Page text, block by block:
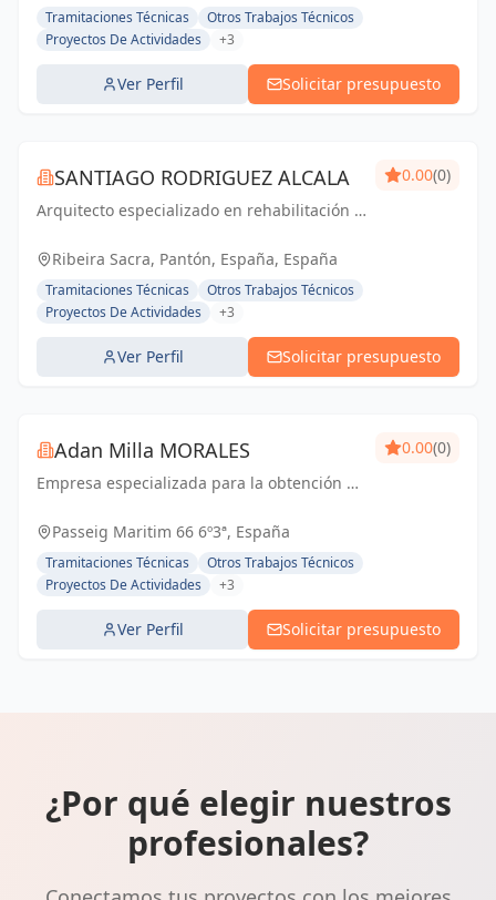
industriales,...
Tramitaciones Técnicas
Otros Trabajos Técnicos
Proyectos De Actividades
+3
Ver Perfil Solicitar presupuesto
SANTIAGO RODRIGUEZ ALCALA
Arquitecto especializado en rehabilitación y
eficiente energéticamente. EL proyecto es tu
0.00(0)
Ribeira Sacra, Pantón, España, España
Tramitaciones Técnicas
Otros Trabajos Técnicos
Proyectos De Actividades
+3
Ver Perfil Solicitar presupuesto
Adan Milla MORALES
Empresa especializada para la obtención de
proyectos de instalaciones eficientes y
seguras para tu negocio o proyecto.
0.00(0)
Passeig Maritim 66 6º3ª, España
Tramitaciones Técnicas
Otros Trabajos Técnicos
Proyectos De Actividades
+3
Ver Perfil Solicitar presupuesto
¿Por qué elegir nuestros
profesionales?